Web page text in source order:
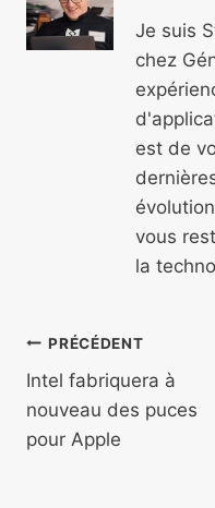
Je suis
chez
est de
vous
la
de
l’article
PRÉCÉDENT
Intel fabriquera à
nouveau des puces
pour Apple